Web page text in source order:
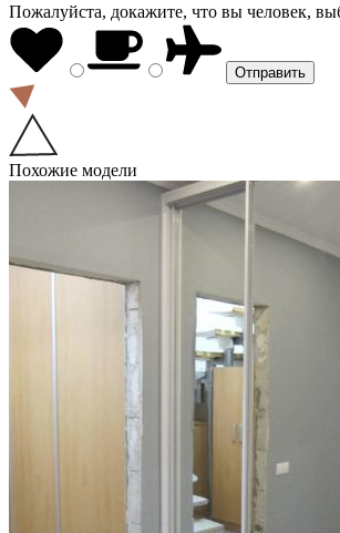
Пожалуйста, докажите, что вы человек,
Похожие модели